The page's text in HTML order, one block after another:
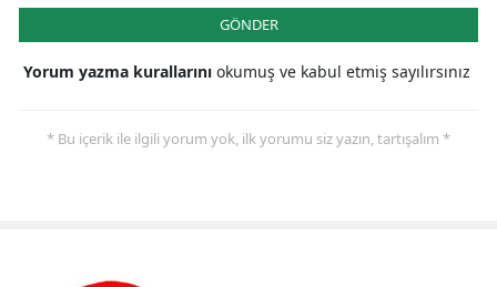
GÖNDER
Yorum yazma kurallarını okumuş ve kabul etmiş sayılırsınız
* Bu içerik ile ilgili yorum yok, ilk yorumu siz yazın, tartışalım *